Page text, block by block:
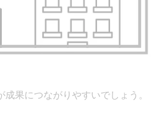
果につながりやすいでしょう。